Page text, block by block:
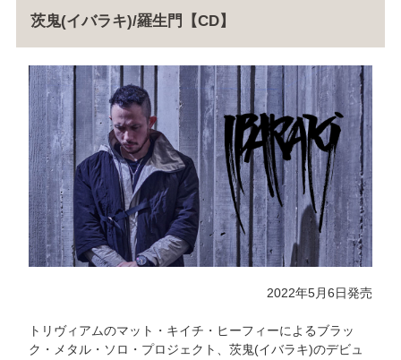
茨鬼(イバラキ)/羅生門【CD】
2022年5月6日発売
トリヴィアムのマット・キイチ・ヒーフィーによるブラッ
ク・メタル・ソロ・プロジェクト、茨鬼(イバラキ)のデビュ